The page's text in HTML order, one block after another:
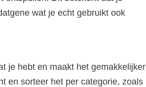
wat je echt gebruikt ook
je hebt en maakt het gemakkelijker
en sorteer het per categorie, zoals